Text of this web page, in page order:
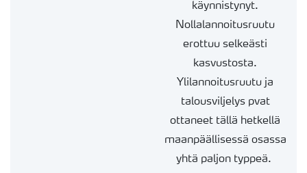
käynnistynyt.
Nollalannoitusruutu
erottuu selkeästi
kasvustosta.
Ylilannoitusruutu ja
talousviljelys pvat
ottaneet tällä hetkellä
maanpäällisessä osassa
yhtä paljon typpeä.